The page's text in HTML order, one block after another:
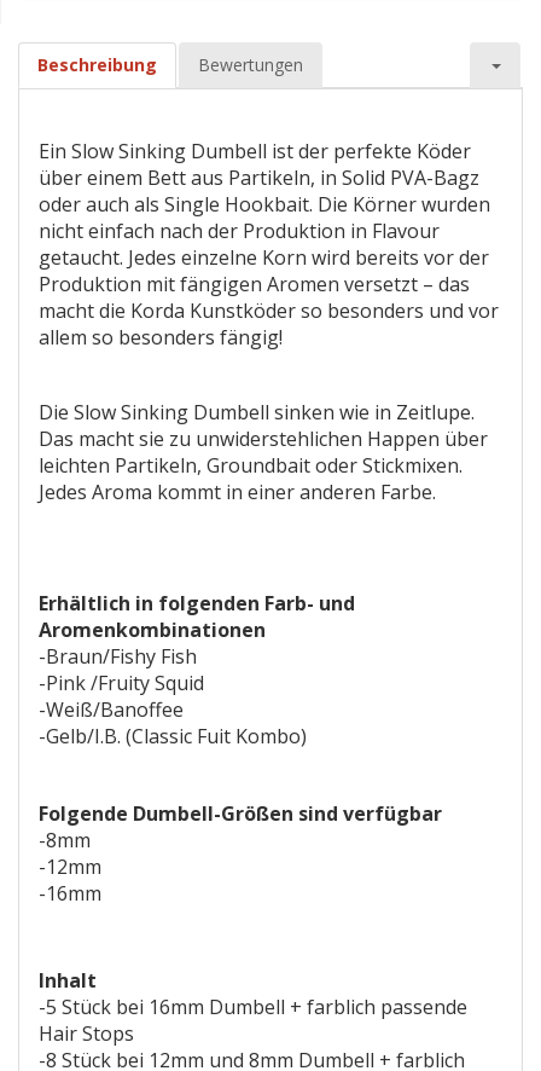
Beschreibung Bewertungen
Ein Slow Sinking Dumbell ist der perfekte Köder
über einem Bett aus Partikeln, in Solid PVA-Bagz
oder auch als Single Hookbait. Die Körner wurden
nicht einfach nach der Produktion in Flavour
getaucht. Jedes einzelne Korn wird bereits vor der
Produktion mit fängigen Aromen versetzt – das
macht die Korda Kunstköder so besonders und vor
allem so besonders fängig!
Die Slow Sinking Dumbell sinken wie in Zeitlupe.
Das macht sie zu unwiderstehlichen Happen über
leichten Partikeln, Groundbait oder Stickmixen.
Jedes Aroma kommt in einer anderen Farbe.
Erhältlich in folgenden Farb- und
Aromenkombinationen
-Braun/Fishy Fish
-Pink /Fruity Squid
-Weiß/Banoffee
-Gelb/I.B. (Classic Fuit Kombo)
Folgende Dumbell-Größen sind verfügbar
-8mm
-12mm
-16mm
Inhalt
-5 Stück bei 16mm Dumbell + farblich passende
Hair Stops
-8 Stück bei 12mm und 8mm Dumbell + farblich